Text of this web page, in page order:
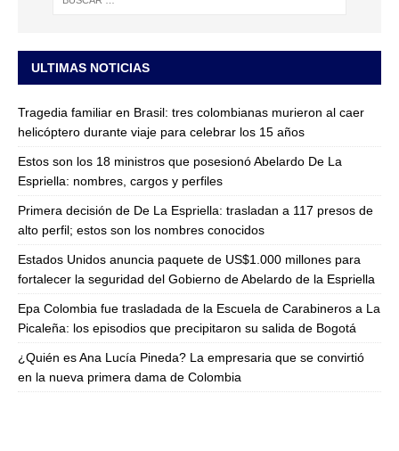
ULTIMAS NOTICIAS
Tragedia familiar en Brasil: tres colombianas murieron al caer
helicóptero durante viaje para celebrar los 15 años
Estos son los 18 ministros que posesionó Abelardo De La
Espriella: nombres, cargos y perfiles
Primera decisión de De La Espriella: trasladan a 117 presos de
alto perfil; estos son los nombres conocidos
Estados Unidos anuncia paquete de US$1.000 millones para
fortalecer la seguridad del Gobierno de Abelardo de la Espriella
Epa Colombia fue trasladada de la Escuela de Carabineros a La
Picaleña: los episodios que precipitaron su salida de Bogotá
¿Quién es Ana Lucía Pineda? La empresaria que se convirtió
en la nueva primera dama de Colombia